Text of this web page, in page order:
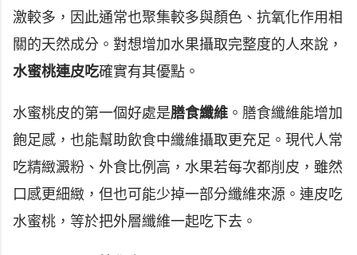
激較多，因此通常也聚集較多與顏色、抗氧化作用相
關的天然成分。對想增加水果攝取完整度的人來說，
水蜜桃連皮吃確實有其優點。
水蜜桃皮的第一個好處是膳食纖維 。膳食纖維能增加
飽足感，也能幫助飲食中纖維攝取更充足。現代人常
吃精緻澱粉、外食比例高，水果若每次都削皮，雖然
口感更細緻，但也可能少掉一部分纖維來源。連皮吃
水蜜桃，等於把外層纖維一起吃下去。